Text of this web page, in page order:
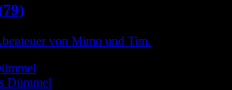
von Mimo und Tim.
Dümmel